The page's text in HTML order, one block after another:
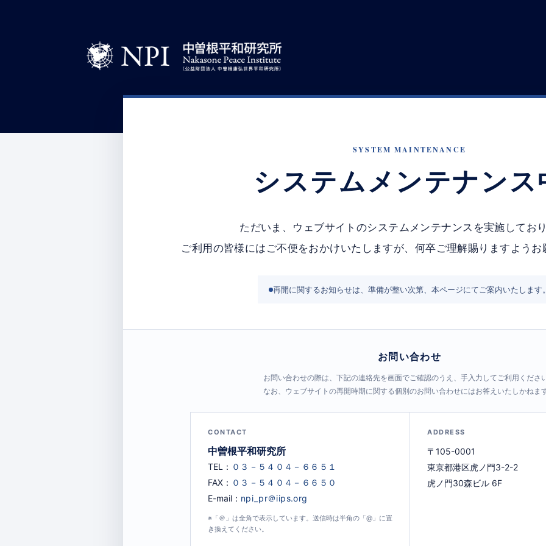
SYSTEM MAINTENANCE
システムメンテナンス
ただいま、ウェブサイトのシステムメンテナンスを実施しており
ご利用の皆様にはご不便をおかけいたしますが、何卒ご理解賜りますようお
再開に関するお知らせは、準備が整い次第、本ページにてご案内いたします。
お問い合わせ
お問い合わせの際は、下記の連絡先を画面でご確認のうえ、手入力してご利用ください
なお、ウェブサイトの再開時期に関する個別のお問い合わせにはお答えいたしかねます
CONTACT
中曽根平和研究所
TEL：
FAX：
E-mail：
※「＠」は全角で表示しています。送信時は半角の「@」に置
き換えてください。
ADDRESS
〒105-0001
東京都港区虎ノ門3-2-2
虎ノ門30森ビル 6F